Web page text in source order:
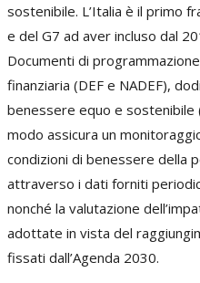
sostenibile. L’Italia è il primo
e del G7 ad aver incluso dal
Documenti di
finanziaria (DEF e NADEF),
benessere equo e sostenibile
modo assicura un
condizioni di benessere della
attraverso i dati forniti
nonché la valutazione
adottate in vista del
fissati dall’Agenda 2030.